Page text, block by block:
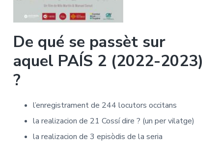
De qué se passèt sur
aquel PAÍS 2 (2022-2023)
?
l’enregistrament de 244 locutors occitans
la realizacion de 21 Cossí dire ? (un per vilatge)
la realizacion de 3 episòdis de la seria